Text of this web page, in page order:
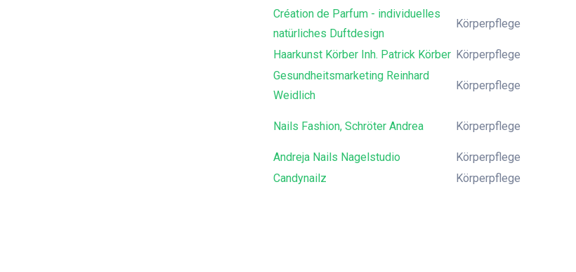
Création de Parfum - individuelles
natürliches Duftdesign
Körperpflege
Haarkunst Körber Inh. Patrick Körber Körperpflege
Gesundheitsmarketing Reinhard
Weidlich
Körperpflege
Nails Fashion, Schröter Andrea Körperpflege
Andreja Nails Nagelstudio
Körperpflege
Candynailz
Körperpflege